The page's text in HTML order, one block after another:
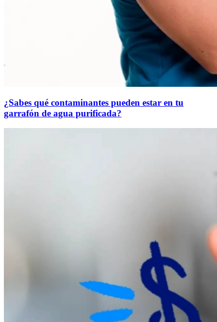
¿Sabes qué contaminantes pueden estar en tu
garrafón de agua purificada?